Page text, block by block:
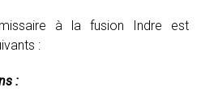
à la fusion Indre est
:
: